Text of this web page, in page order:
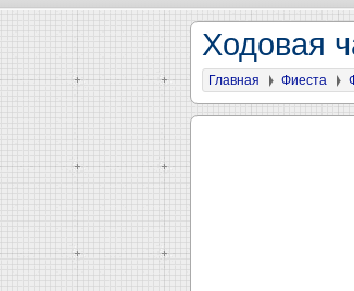
Ходовая
Главная Фиеста